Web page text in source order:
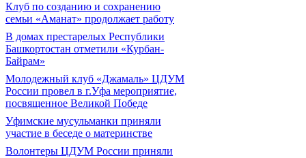
Клуб по созданию и сохранению
семьи «Аманат» продолжает работу
В домах престарелых Республики
Башкортостан отметили «Курбан-
Байрам»
Молодежный клуб «Джамаль» ЦДУМ
России провел в г.Уфа мероприятие,
посвященное Великой Победе
Уфимские мусульманки приняли
участие в беседе о материнстве
Волонтеры ЦДУМ России приняли